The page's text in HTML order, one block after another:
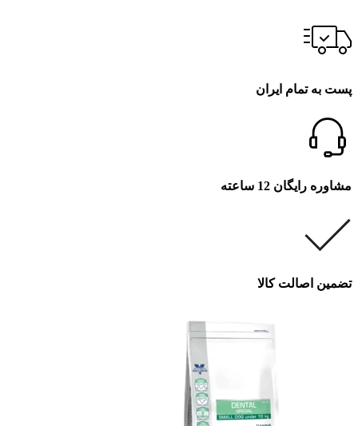
پست به تمام ایران
مشاوره رایگان 12 ساعته
تضمین اصالت کالا